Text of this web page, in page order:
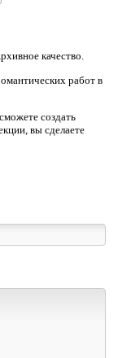
качество.
работ в
создать
вы сделаете